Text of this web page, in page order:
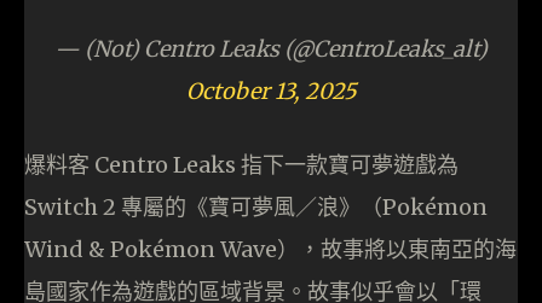
— (Not) Centro Leaks (@CentroLeaks_alt)
October 13, 2025
爆料客 Centro Leaks 指下一款寶可夢遊戲為
Switch 2 專屬的《寶可夢風／浪》（Pokémon
Wind & Pokémon Wave），故事將以東南亞的海
島國家作為遊戲的區域背景。故事似乎會以「環